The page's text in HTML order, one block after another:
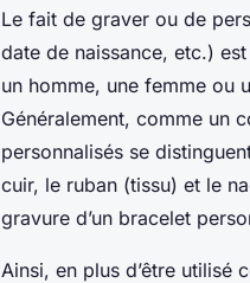
Le fait de graver ou de
date de naissance, etc.)
un homme, une femme ou
Généralement, comme un
personnalisés se
cuir, le ruban (tissu) et le
gravure d’un bracelet
Ainsi, en plus d’être utilisé